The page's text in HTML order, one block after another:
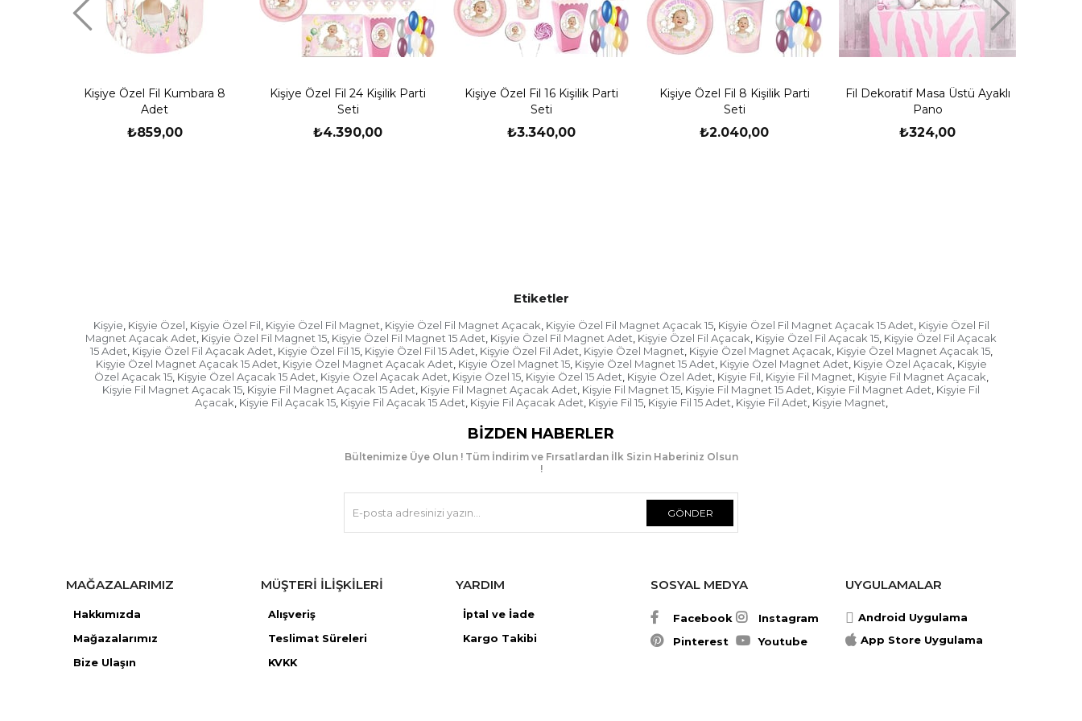
- Ürünü teslim aldığınıza dair fişi imzaladığınızda o fişte yer alan
"ürünü eksiksiz, hasarsız teslim aldım" beyanını da kabul etmiş
oluyorsunuz. Bu nedenle ürünü teslim almadan önce mutlaka içini
ekleyin.
- Ürünü teslim aldığınızda kargo görevlisi gitmeden hızlıca açıp
kontrol edin. Herhangi bir hasar varsa kargo görevlisiyle beraber
Kişiye Özel Fil Kumbara 8
Adet
₺859,00
Kişiye Özel Fil 24 Kişilik Parti
Seti
₺4.390,00
Kişiye Özel Fil 16 Kişilik Parti
Seti
₺3.340,00
Kişiye Özel Fil 8 Kişilik Parti
Seti
₺2.040,00
Fil Dekoratif Masa Üstü Ayaklı
Pano
₺324,00
Etiketler
Kişyie, Kişyie Özel, Kişyie Özel Fil, Kişyie Özel Fil Magnet, Kişyie Özel Fil Magnet Açacak, Kişyie Özel Fil Magnet Açacak 15, Kişyie Özel Fil Magnet Açacak 15 Adet, Kişyie Özel Fil
Magnet Açacak Adet, Kişyie Özel Fil Magnet 15, Kişyie Özel Fil Magnet 15 Adet, Kişyie Özel Fil Magnet Adet, Kişyie Özel Fil Açacak, Kişyie Özel Fil Açacak 15, Kişyie Özel Fil Açacak
15 Adet, Kişyie Özel Fil Açacak Adet, Kişyie Özel Fil 15, Kişyie Özel Fil 15 Adet, Kişyie Özel Fil Adet, Kişyie Özel Magnet, Kişyie Özel Magnet Açacak, Kişyie Özel Magnet Açacak 15,
Kişyie Özel Magnet Açacak 15 Adet, Kişyie Özel Magnet Açacak Adet, Kişyie Özel Magnet 15, Kişyie Özel Magnet 15 Adet, Kişyie Özel Magnet Adet, Kişyie Özel Açacak, Kişyie
Özel Açacak 15, Kişyie Özel Açacak 15 Adet, Kişyie Özel Açacak Adet, Kişyie Özel 15, Kişyie Özel 15 Adet, Kişyie Özel Adet, Kişyie Fil, Kişyie Fil Magnet, Kişyie Fil Magnet Açacak,
Kişyie Fil Magnet Açacak 15, Kişyie Fil Magnet Açacak 15 Adet, Kişyie Fil Magnet Açacak Adet, Kişyie Fil Magnet 15, Kişyie Fil Magnet 15 Adet, Kişyie Fil Magnet Adet, Kişyie Fil
Açacak, Kişyie Fil Açacak 15, Kişyie Fil Açacak 15 Adet, Kişyie Fil Açacak Adet, Kişyie Fil 15, Kişyie Fil 15 Adet, Kişyie Fil Adet, Kişyie Magnet,
BIZDEN HABERLER
Bültenimize Üye Olun ! Tüm İndirim ve Fırsatlardan İlk Sizin Haberiniz Olsun
!
GÖNDER
MAĞAZALARIMIZ
Hakkımızda
Mağazalarımız
Bize Ulaşın
MÜŞTERİ İLİŞKİLERİ
Alışveriş
Teslimat Süreleri
KVKK
YARDIM
İptal ve İade
Kargo Takibi
SOSYAL MEDYA
Facebook
Instagram
Pinterest
Youtube
UYGULAMALAR
Android Uygulama
App Store Uygulama